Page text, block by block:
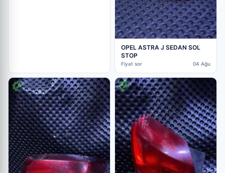
OPEL ASTRA J SEDAN SOL
STOP
Fiyat sor 04 Ağu